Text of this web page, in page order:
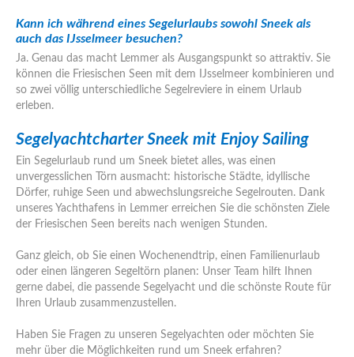
Kann ich während eines Segelurlaubs sowohl Sneek als
auch das IJsselmeer besuchen?
Ja. Genau das macht Lemmer als Ausgangspunkt so attraktiv. Sie
können die Friesischen Seen mit dem IJsselmeer kombinieren und
so zwei völlig unterschiedliche Segelreviere in einem Urlaub
erleben.
Segelyachtcharter Sneek mit Enjoy Sailing
Ein Segelurlaub rund um Sneek bietet alles, was einen
unvergesslichen Törn ausmacht: historische Städte, idyllische
Dörfer, ruhige Seen und abwechslungsreiche Segelrouten. Dank
unseres Yachthafens in Lemmer erreichen Sie die schönsten Ziele
der Friesischen Seen bereits nach wenigen Stunden.
Ganz gleich, ob Sie einen Wochenendtrip, einen Familienurlaub
oder einen längeren Segeltörn planen: Unser Team hilft Ihnen
gerne dabei, die passende Segelyacht und die schönste Route für
Ihren Urlaub zusammenzustellen.
Haben Sie Fragen zu unseren Segelyachten oder möchten Sie
mehr über die Möglichkeiten rund um Sneek erfahren?